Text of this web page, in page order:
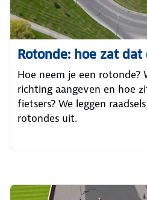
Rotonde: hoe zat
Hoe neem je een rotonde?
richting aangeven en hoe
fietsers? We leggen
rotondes uit.